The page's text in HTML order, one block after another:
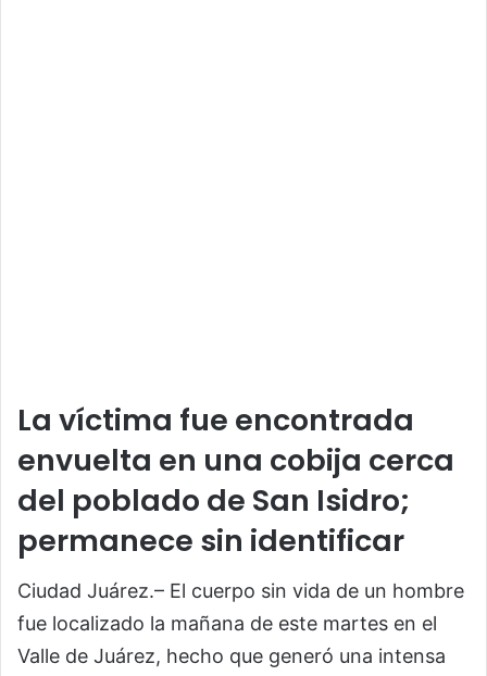
La víctima fue encontrada
envuelta en una cobija cerca
del poblado de San Isidro;
permanece sin identificar
Ciudad Juárez.– El cuerpo sin vida de un hombre
fue localizado la mañana de este martes en el
Valle de Juárez, hecho que generó una intensa